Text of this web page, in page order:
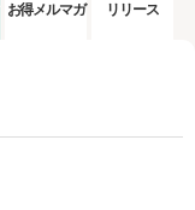
お得メルマガ リリース